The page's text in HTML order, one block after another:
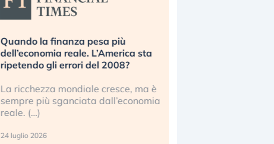
Quando la finanza pesa più
dell’economia reale. L’America sta
ripetendo gli errori del 2008?
La ricchezza mondiale cresce, ma è
sempre più sganciata dall’economia
reale. (…)
24 luglio 2026